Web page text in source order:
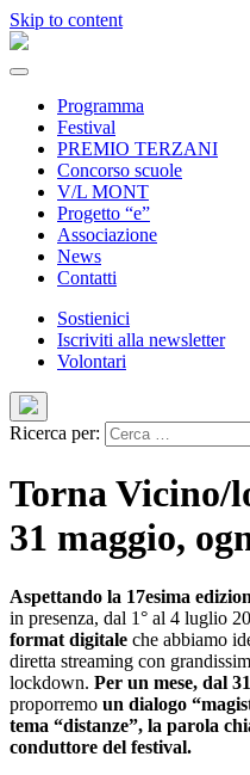
Skip to content
Programma
Festival
PREMIO TERZANI
Concorso scuole
V/L MONT
Progetto “e”
Associazione
News
Contatti
Sostienici
Iscriviti alla newsletter
Volontari
Ricerca per:
Torna Vicino/
31 maggio,
Aspettando la 17esima
in presenza, dal 1° al 4 luglio
format digitale che abbiamo
diretta streaming con
lockdown. Per un mese, dal
proporremo un dialogo
tema “distanze”, la parola
conduttore del festival.